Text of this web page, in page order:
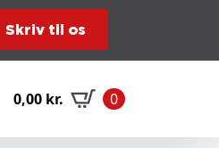
Skriv til os
0,00 kr. 0